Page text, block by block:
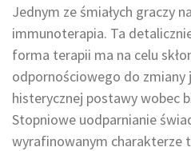
Jednym ze śmiałych graczy
immunoterapia. Ta
forma terapii ma na celu
odpornościowego do zmiany
histerycznej postawy wobec
Stopniowe uodparnianie
wyrafinowanym charakterze